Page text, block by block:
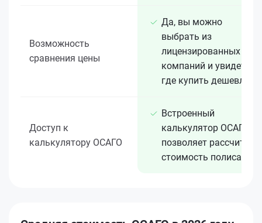
Возможность
сравнения цены
Да, вы можно
выбрать из
лицензированных 15+
компаний и увидеть,
где купить дешевле
Доступ к
калькулятору ОСАГО
Встроенный
калькулятор ОСАГО
позволяет рассчитать
стоимость полиса